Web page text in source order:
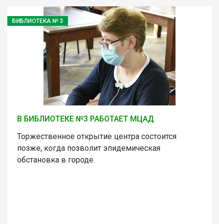
БИБЛИОТЕКА № 3
В БИБЛИОТЕКЕ №3 РАБОТАЕТ МЦАД
Торжественное открытие центра состоится
позже, когда позволит эпидемическая
обстановка в городе.